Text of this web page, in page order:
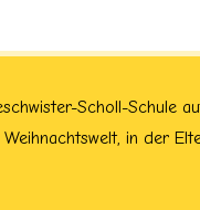
Scholl-Schule
in der